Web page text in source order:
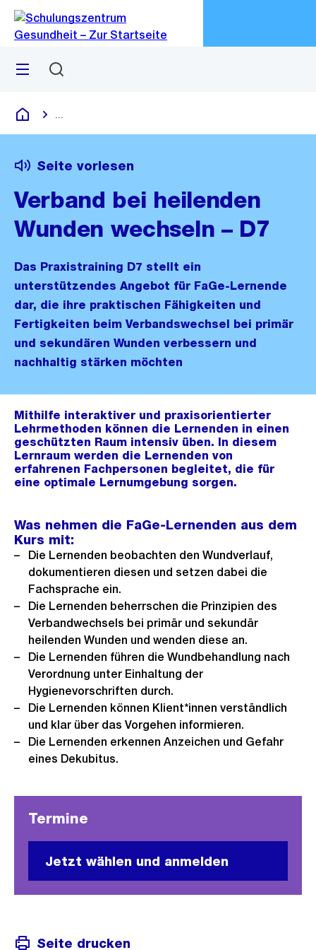
Navigation
Sprunglink
Menü
Schulungszentrum Gesundheit
Seite vorlesen
Verband bei heilenden
Wunden wechseln – D7
Das Praxistraining D7 stellt ein
unterstützendes Angebot für FaGe-Lernende
dar, die ihre praktischen Fähigkeiten und
Fertigkeiten beim Verbandswechsel bei primär
und sekundären Wunden verbessern und
nachhaltig stärken möchten
Mithilfe interaktiver und praxisorientierter
Lehrmethoden können die Lernenden in einen
geschützten Raum intensiv üben. In diesem
Lernraum werden die Lernenden von
erfahrenen Fachpersonen begleitet, die für
eine optimale Lernumgebung sorgen.
Was nehmen die FaGe-Lernenden aus dem
Kurs mit:
Die Lernenden beobachten den Wundverlauf,
dokumentieren diesen und setzen dabei die
Fachsprache ein.
Die Lernenden beherrschen die Prinzipien des
Verbandwechsels bei primär und sekundär
heilenden Wunden und wenden diese an.
Die Lernenden führen die Wundbehandlung nach
Verordnung unter Einhaltung der
Hygienevorschriften durch.
Die Lernenden können Klient*innen verständlich
und klar über das Vorgehen informieren.
Die Lernenden erkennen Anzeichen und Gefahr
eines Dekubitus.
Termine
Jetzt wählen und anmelden
Seite drucken